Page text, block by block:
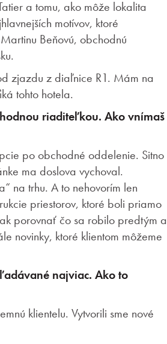
a tomu, ako môže lokalita
motívov, ktoré
Beňovú, obchodnú
zjazdu z diaľnice R1. Mám na
tohto hotela.
riaditeľkou. Ako vnímaš
po obchodné oddelenie. Sitno
ma doslova vychoval.
na trhu. A to nehovorím len
priestorov, ktoré boli priamo
porovnať čo sa robilo predtým a
novinky, ktoré klientom môžeme
najviac. Ako to
klientelu. Vytvorili sme nové